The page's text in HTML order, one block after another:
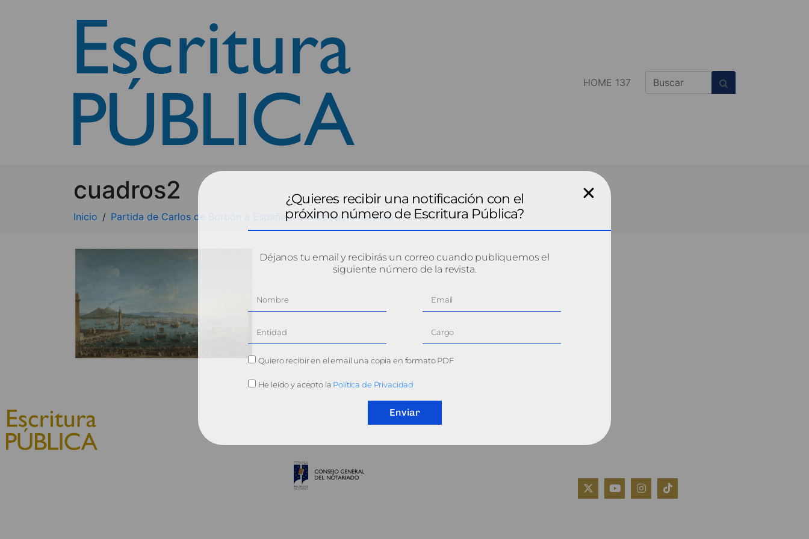
HOME 137
cuadros2
Inicio Partida de Carlos de Borbón a España, vista desde la dársena cuadros2
POLÍTICA DE COOKIES
¿Quieres recibir una notificación con el
próximo número de Escritura Pública?
Déjanos tu email y recibirás un correo cuando publiquemos el
siguiente número de la revista.
Quiero recibir en el email una copia en formato PDF
He leído y acepto la Política de Privacidad
Enviar